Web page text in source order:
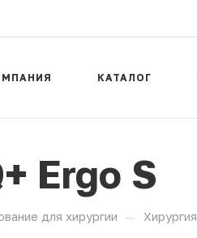
КАТАЛОГ
Ergo S
для хирургии — Хирургия